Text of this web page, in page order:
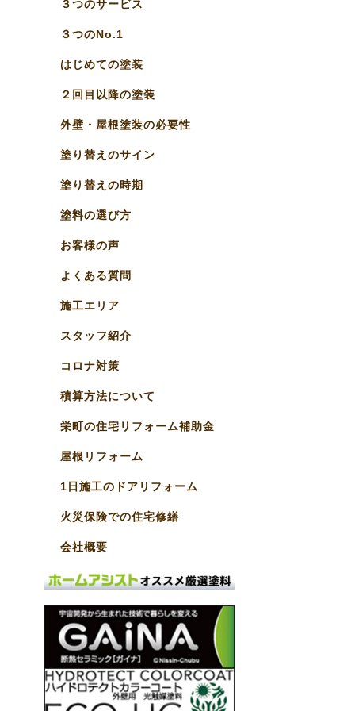
３つのサービス
３つのNo.1
はじめての塗装
２回目以降の塗装
外壁・屋根塗装の必要性
塗り替えのサイン
塗り替えの時期
塗料の選び方
お客様の声
よくある質問
施工エリア
スタッフ紹介
コロナ対策
積算方法について
栄町の住宅リフォーム補助金
屋根リフォーム
1日施工のドアリフォーム
火災保険での住宅修繕
会社概要